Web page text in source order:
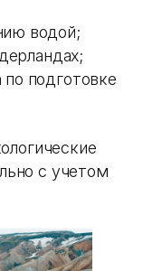
водой;
подготовке
с учетом